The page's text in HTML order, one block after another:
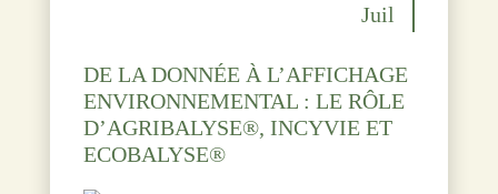
Juil
DE LA DONNÉE À L’AFFICHAGE
ENVIRONNEMENTAL : LE RÔLE
D’AGRIBALYSE®, INCYVIE ET
ECOBALYSE®